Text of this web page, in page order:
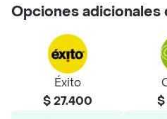
Opciones adicionales
Éxito
$ 27.400
$